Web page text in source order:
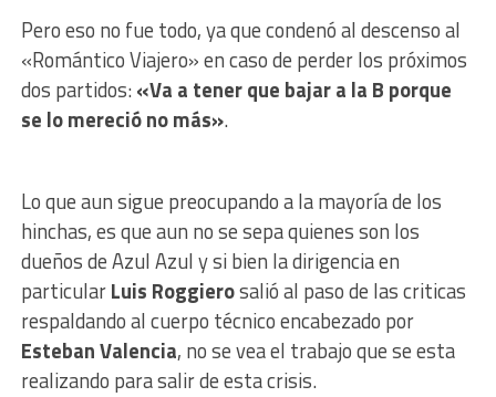
Pero eso no fue todo, ya que condenó al descenso al
«Romántico Viajero» en caso de perder los próximos
dos partidos:«Va a tener que bajar a la B porque
se lo mereció no más».
Lo que aun sigue preocupando a la mayoría de los
hinchas, es que aun no se sepa quienes son los
dueños de Azul Azul y si bien la dirigencia en
particularLuis Roggierosalió al paso de las criticas
respaldando al cuerpo técnico encabezado por
Esteban Valencia, no se vea el trabajo que se esta
realizando para salir de esta crisis.